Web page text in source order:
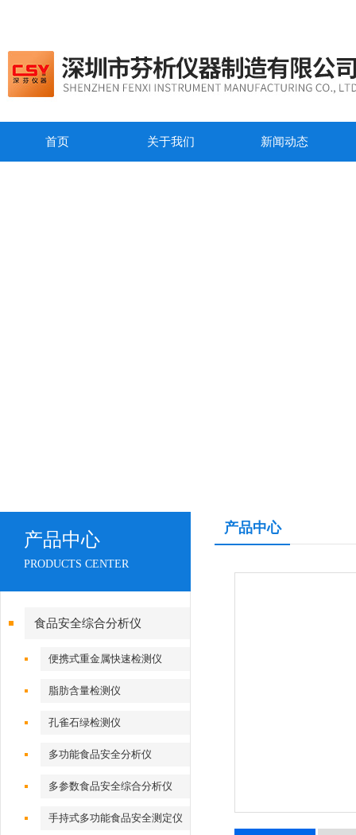
首页 关于我们 新闻动态
产品中心
PRODUCTS CENTER
食品安全综合分析仪
便携式重金属快速检测仪
脂肪含量检测仪
孔雀石绿检测仪
多功能食品安全分析仪
多参数食品安全综合分析仪
手持式多功能食品安全测定仪
产品中心